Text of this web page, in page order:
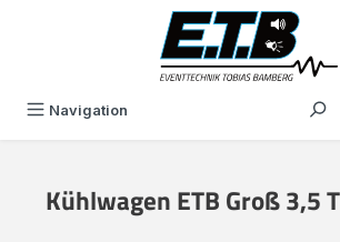
Navigation
Kühlwagen ETB Groß 3,5